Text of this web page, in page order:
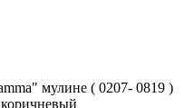
мулине ( 0207- 0819 )